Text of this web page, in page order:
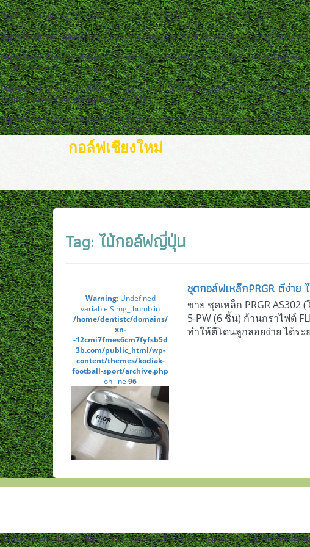
Deprecated: strpos(): Passing null to parameter #1 ($haystack) of type string is
Deprecated: str_replace(): Passing null to parameter #3 ($subject) of type array|string is
Deprecated: Creation of dynamic property ckeditor_wordpress::$user_files_absolute_path
wordpress/ckeditor_class.phpon line117
Deprecated: Creation of dynamic property ckeditor_wordpress::$user_files_url is
wordpress/ckeditor_class.phpon line118
Deprecated: Creation of dynamic property ckeditor_wordpress::$file_browser is
wordpress/ckeditor_class.phpon line119
กอล์ฟเชียงใหม่
Tag: ไม้กอล์ฟญี่ปุ่น
Warning: Undefined
variable $img_thumb in
/home/dentistc/domains/
xn-
-12cmi7fmes6cm7fyfsb5d
3b.com/public_html/wp-
content/themes/kodiak-
football-sport/archive.php
on line 96
ชุดกอล์ฟเหล็กPRGR ตีง่าย
ขาย ชุดเหล็ก PRGR AS302
5-PW (6 ชิ้น) ก้านกราไฟต์
ทำให้ตีโดนลูกลอยง่าย ได้ระ
Notice: ob_end_flush(): Failed to send buffer of zlib output compression (1) in/home/